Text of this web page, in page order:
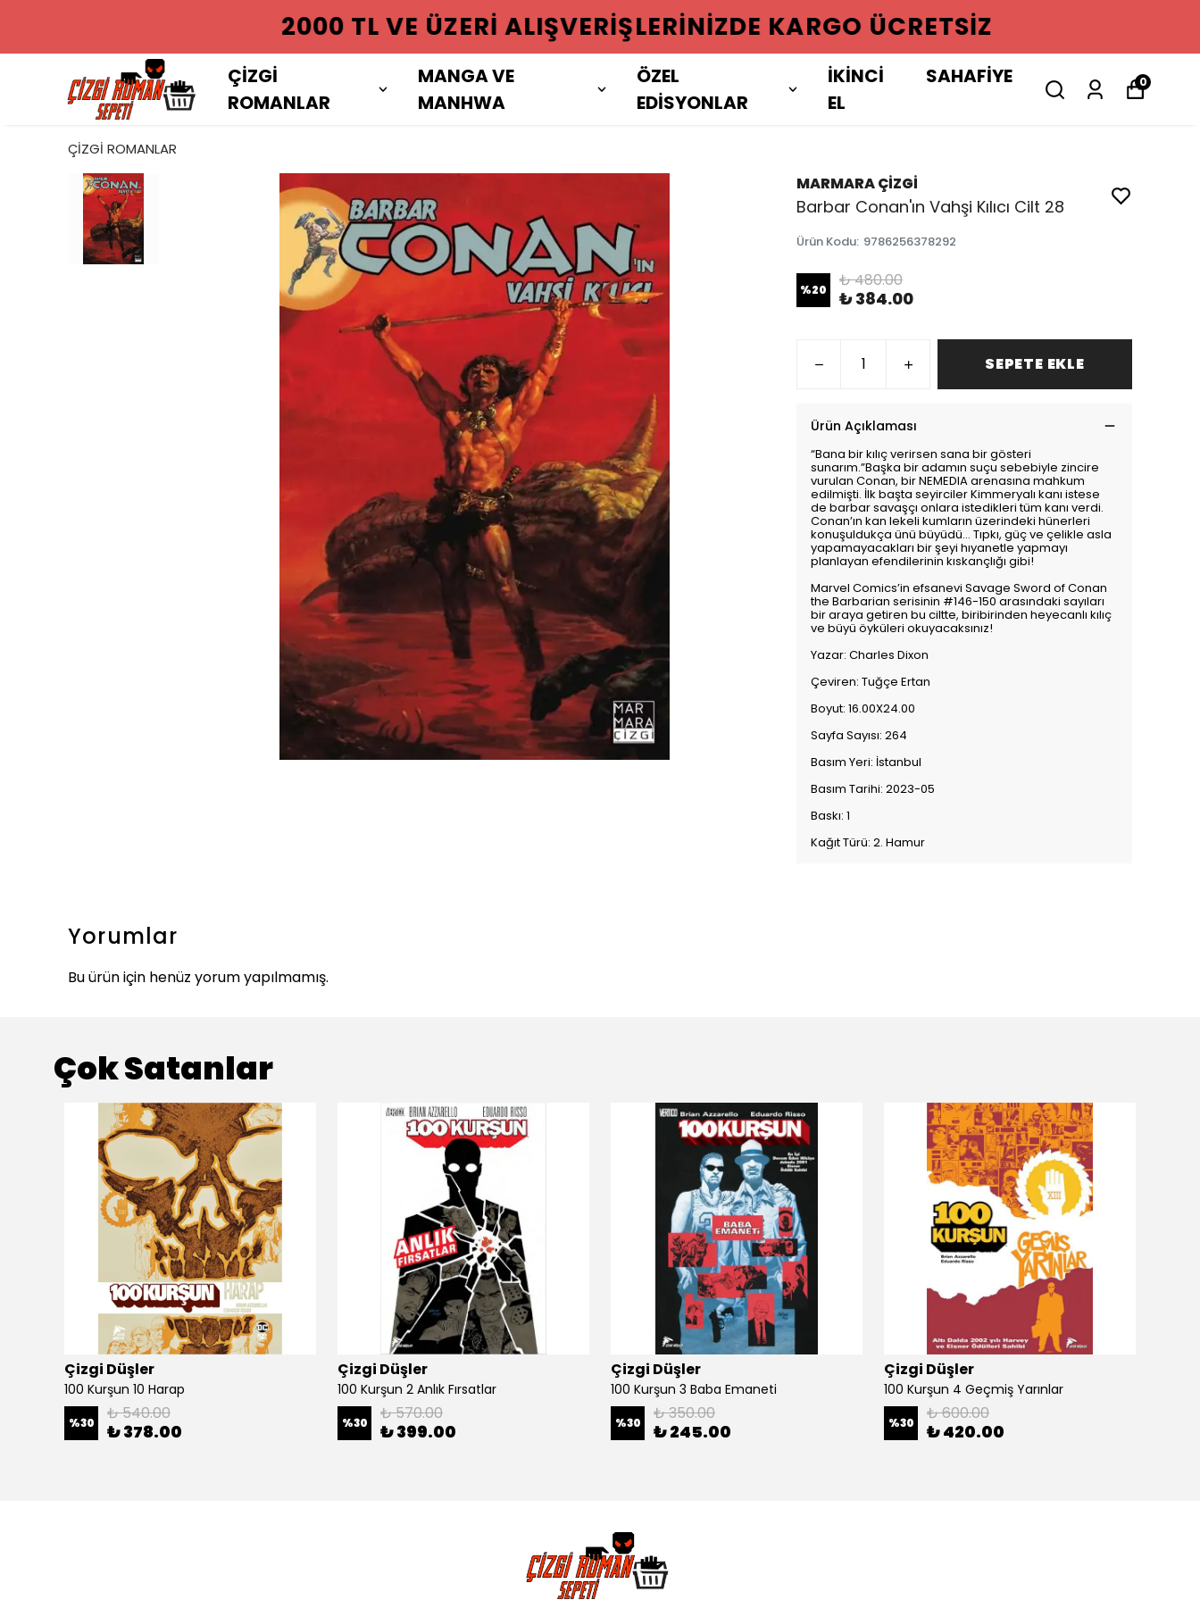
2000 TL VE ÜZERI ALIŞVERIŞLERINIZDE KARGO ÜCRETSIZ
ÇİZGİ
ROMANLAR
MANGA VE
MANHWA
ÖZEL
EDİSYONLAR
İKİNCİ
EL
SAHAFİYE 0
ÇİZGİ ROMANLAR
MARMARA ÇİZGİ
Barbar Conan'ın Vahşi Kılıcı Cilt 28
Ürün Kodu: 9786256378292
%20 ₺ 480.00
₺ 384.00
SEPETE EKLE
Ürün Açıklaması
“Bana bir kılıç verirsen sana bir gösteri
sunarım.”Başka bir adamın suçu sebebiyle zincire
vurulan Conan, bir NEMEDIA arenasına mahkum
edilmişti. İlk başta seyirciler Kimmeryalı kanı istese
de barbar savaşçı onlara istedikleri tüm kanı verdi.
Conan’ın kan lekeli kumların üzerindeki hünerleri
konuşuldukça ünü büyüdü… Tıpkı, güç ve çelikle asla
yapamayacakları bir şeyi hıyanetle yapmayı
planlayan efendilerinin kıskançlığı gibi!
Marvel Comics’in efsanevi Savage Sword of Conan
the Barbarian serisinin #146-150 arasındaki sayıları
bir araya getiren bu ciltte, biribirinden heyecanlı kılıç
ve büyü öyküleri okuyacaksınız!
Yazar: Charles Dixon
Çeviren: Tuğçe Ertan
Boyut: 16.00X24.00
Sayfa Sayısı: 264
Basım Yeri: İstanbul
Basım Tarihi: 2023-05
Baskı: 1
Kağıt Türü: 2. Hamur
Yorumlar
Bu ürün için henüz yorum yapılmamış.
Çok Satanlar
Çizgi Düşler
100 Kurşun 10 Harap
%30 ₺ 540.00
₺ 378.00
Çizgi Düşler
100 Kurşun 2 Anlık Fırsatlar
%30 ₺ 570.00
₺ 399.00
Çizgi Düşler
100 Kurşun 3 Baba Emaneti
%30 ₺ 350.00
₺ 245.00
Çizgi Düşler
100 Kurşun 4 Geçmiş Yarınlar
%30 ₺ 600.00
₺ 420.00